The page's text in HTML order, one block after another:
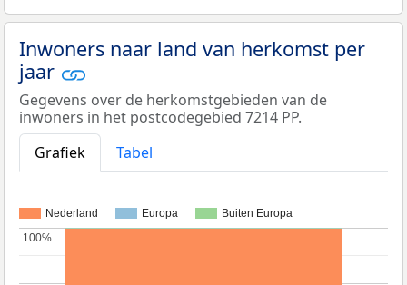
Inwoners naar land van herkomst per
jaar
Gegevens over de herkomstgebieden van de
inwoners in het postcodegebied 7214 PP.
Grafiek
Tabel
Nederland Europa Buiten Europa
100%
100%